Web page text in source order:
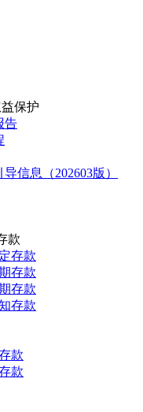
保护
告
信息（202603版）
款
存款
存款
存款
存款
款
款